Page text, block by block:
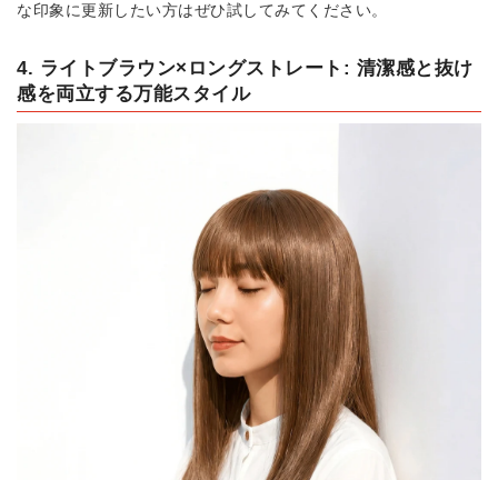
な印象に更新したい方はぜひ試してみてください。
4. ライトブラウン×ロングストレート: 清潔感と抜け
感を両立する万能スタイル